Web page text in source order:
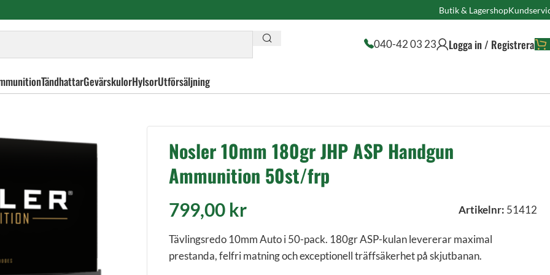
Butik & Lagershop
040-42 03 23 Logga in / Registrera
TändhattarGevärskulorHylsorUtförsäljning
ASP Handgun Ammunition 50st/frp
Nosler 10mm 180gr JHP ASP Handgun
Ammunition 50st/frp
799,00 kr Artikelnr: 51412
Tävlingsredo 10mm Auto i 50-pack. 180gr ASP-kulan levererar maximal
prestanda, felfri matning och exceptionell träffsäkerhet på skjutbanan.